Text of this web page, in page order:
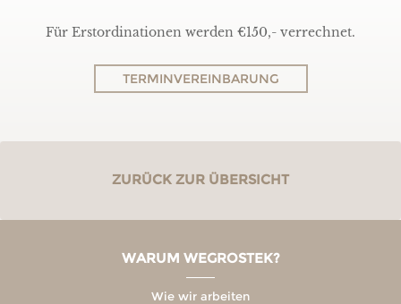
Für Erstordinationen werden €150,- verrechnet.
TERMINVEREINBARUNG
ZURÜCK ZUR ÜBERSICHT
WARUM WEGROSTEK?
Wie wir arbeiten